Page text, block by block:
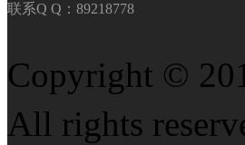
联系Q Q：89218778
Copyright ©
All rights